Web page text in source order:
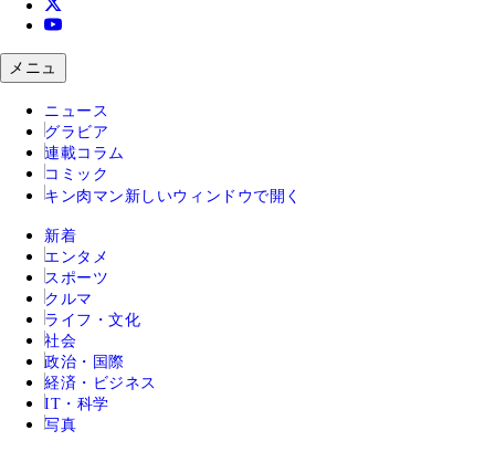
メニュ
ニュース
グラビア
連載コラム
コミック
キン肉マン 新しいウィンドウで開く
新着
エンタメ
スポーツ
クルマ
ライフ・文化
社会
政治・国際
経済・ビジネス
IT・科学
写真